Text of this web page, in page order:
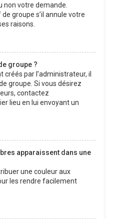
non votre demande.
groupe s’il annule votre
raisons.
groupe ?
créés par l’administrateur, il
groupe. Si vous désirez
contactez
lieu en lui envoyant un
apparaissent dans une
une couleur aux
les rendre facilement